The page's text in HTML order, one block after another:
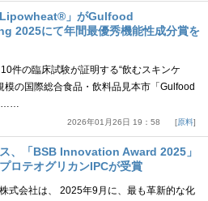
Lipowheat®」がGulfood
2025にて年間最優秀機能性成分賞を
件の臨床試験が証明する“飲むスキンケ
模の国際総合食品・飲料品見本市「Gulfood
……
2026年01月26日 19：58 原料
、「BSB Innovation Award 2025」
ロテオグリカンIPCが受賞
式会社は、 2025年9月に、最も革新的な化